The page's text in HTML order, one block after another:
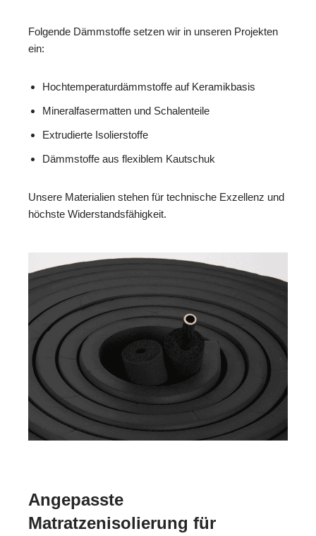
Folgende Dämmstoffe setzen wir in unseren Projekten
ein:
Hochtemperaturdämmstoffe auf Keramikbasis
Mineralfasermatten und Schalenteile
Extrudierte Isolierstoffe
Dämmstoffe aus flexiblem Kautschuk
Unsere Materialien stehen für technische Exzellenz und
höchste Widerstandsfähigkeit.
Angepasste
Matratzenisolierung für